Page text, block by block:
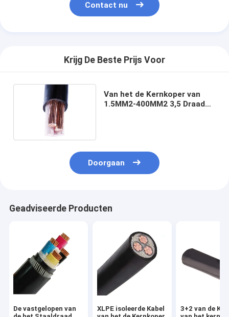
Contact nu
Krijg De Beste Prijs Voor
Van het de Kernkoper van
1.5MM2-400MM2 3,5 Draad
Doorgaan
Geadviseerde Producten
De vastgelopen van
XLPE isoleerde Kabel
3+2 van de